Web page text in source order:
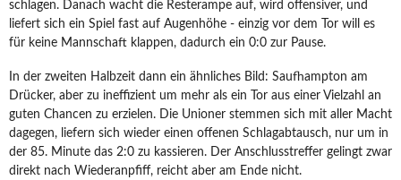
schlagen. Danach wacht die Resterampe auf, wird offensiver, und
liefert sich ein Spiel fast auf Augenhöhe - einzig vor dem Tor will es
für keine Mannschaft klappen, dadurch ein 0:0 zur Pause.
In der zweiten Halbzeit dann ein ähnliches Bild: Saufhampton am
Drücker, aber zu ineffizient um mehr als ein Tor aus einer Vielzahl an
guten Chancen zu erzielen. Die Unioner stemmen sich mit aller Macht
dagegen, liefern sich wieder einen offenen Schlagabtausch, nur um in
der 85. Minute das 2:0 zu kassieren. Der Anschlusstreffer gelingt zwar
direkt nach Wiederanpfiff, reicht aber am Ende nicht.